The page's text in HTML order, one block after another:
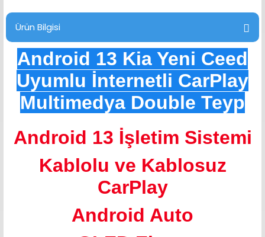
Ürün Bilgisi
Android 13 Kia Yeni Ceed
Uyumlu İnternetli CarPlay
Multimedya Double Teyp
Android 13 İşletim Sistemi
Kablolu ve Kablosuz
CarPlay
Android Auto